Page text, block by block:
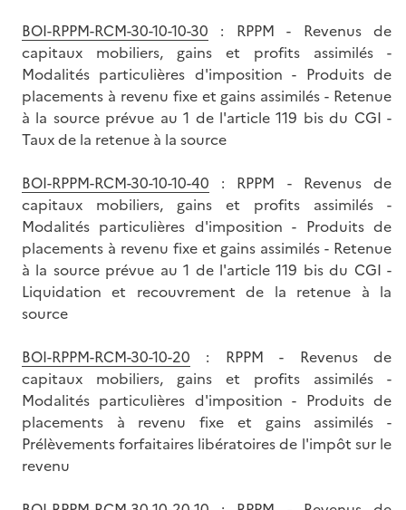
BOI-RPPM-RCM-30-10-10-30 : RPPM - Revenus de
capitaux mobiliers, gains et profits assimilés -
Modalités particulières d'imposition - Produits de
placements à revenu fixe et gains assimilés - Retenue
à la source prévue au 1 de l'article 119 bis du CGI -
Taux de la retenue à la source
BOI-RPPM-RCM-30-10-10-40 : RPPM - Revenus de
capitaux mobiliers, gains et profits assimilés -
Modalités particulières d'imposition - Produits de
placements à revenu fixe et gains assimilés - Retenue
à la source prévue au 1 de l'article 119 bis du CGI -
Liquidation et recouvrement de la retenue à la
source
BOI-RPPM-RCM-30-10-20 : RPPM - Revenus de
capitaux mobiliers, gains et profits assimilés -
Modalités particulières d'imposition - Produits de
placements à revenu fixe et gains assimilés -
Prélèvements forfaitaires libératoires de l'impôt sur le
revenu